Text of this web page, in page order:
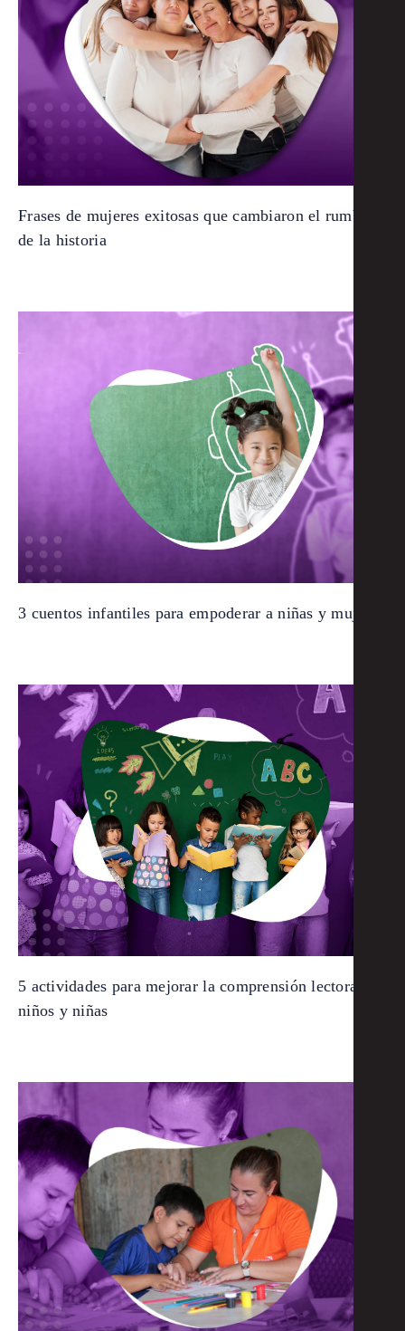
Frases de mujeres exitosas que cambiaron el rumbo
de la historia
3 cuentos infantiles para empoderar a niñas y mujeres
5 actividades para mejorar la comprensión lectora de
niños y niñas